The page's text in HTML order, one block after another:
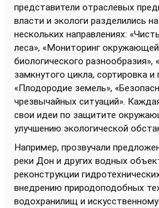
представители отраслевых
власти и экологи разделились
нескольких направлениях:
леса», «Мониторинг
биологического разнообразия»,
замкнутого цикла, сортировка
«Плодородие земель»,
чрезвычайных ситуаций».
свои идеи по защитите
улучшению экологической
Например, прозвучали
реки Дон и других водных
реконструкции
внедрению природоподобных
водохранилищ и